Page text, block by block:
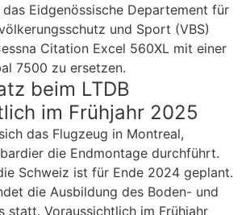
Eidgenössische Departement für
und Sport (VBS)
Citation Excel 560XL mit einer
7500 zu ersetzen.
beim LTDB
im Frühjahr 2025
das Flugzeug in Montreal,
die Endmontage durchführt.
Schweiz ist für Ende 2024 geplant.
die Ausbildung des Boden- und
statt. Voraussichtlich im Frühjahr